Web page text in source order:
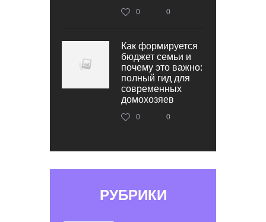
0 0
Как формируется
бюджет семьи и
почему это важно:
полный гид для
современных
домохозяев
0 0
РУБРИКИ